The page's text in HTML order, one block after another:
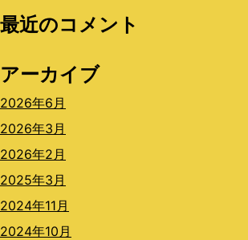
最近のコメント
アーカイブ
2026年6月
2026年3月
2026年2月
2025年3月
2024年11月
2024年10月